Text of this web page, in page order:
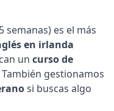
semanas) es el más
en irlanda
un curso de
También gestionamos
si buscas algo